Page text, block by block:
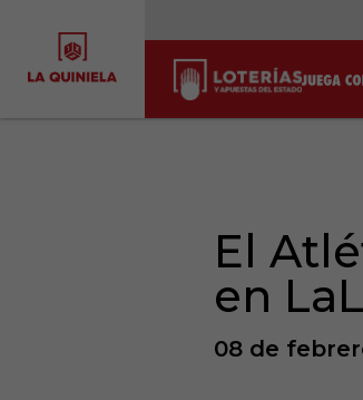
El
en
08 de